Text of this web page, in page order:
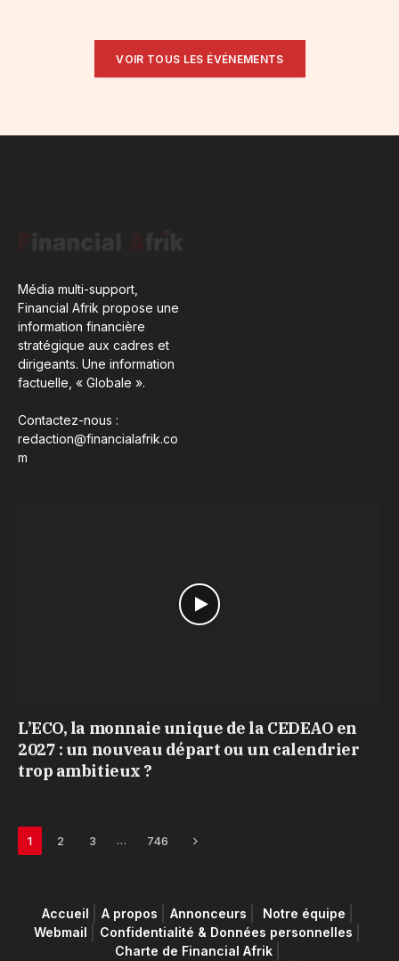
VOIR TOUS LES ÉVÉNEMENTS
Média multi-support,
Financial Afrik propose une
information financière
stratégique aux cadres et
dirigeants. Une information
factuelle, « Globale ».
Contactez-nous :
redaction@financialafrik.co
m
L’ECO, la monnaie unique de la CEDEAO en
2027 : un nouveau départ ou un calendrier
trop ambitieux ?
1 2 3 … 746 Next
Accueil A propos Annonceurs
Notre équipe
Webmail
Confidentialité & Données personnelles
Charte de Financial Afrik